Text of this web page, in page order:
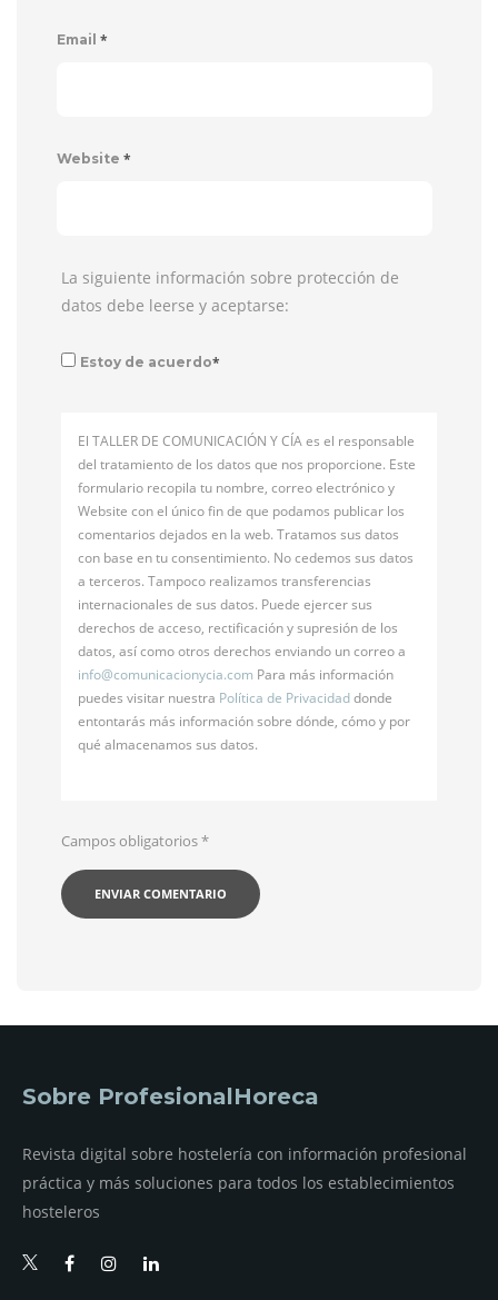
Email *
Website *
La siguiente información sobre protección de
datos debe leerse y aceptarse:
Estoy de acuerdo*
El TALLER DE COMUNICACIÓN Y CÍA es el responsable
del tratamiento de los datos que nos proporcione. Este
formulario recopila tu nombre, correo electrónico y
Website con el único fin de que podamos publicar los
comentarios dejados en la web. Tratamos sus datos
con base en tu consentimiento. No cedemos sus datos
a terceros. Tampoco realizamos transferencias
internacionales de sus datos. Puede ejercer sus
derechos de acceso, rectificación y supresión de los
datos, así como otros derechos enviando un correo a
info@comunicacionycia.com Para más información
puedes visitar nuestra Política de Privacidaddonde
entontarás más información sobre dónde, cómo y por
qué almacenamos sus datos.
Campos obligatorios*
Sobre ProfesionalHoreca
Revista digital sobre hostelería con información profesional
práctica y más soluciones para todos los establecimientos
hosteleros